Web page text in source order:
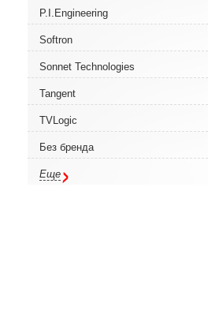
P.I.Engineering
Softron
Sonnet Technologies
Tangent
TVLogic
Без бренда
Еще